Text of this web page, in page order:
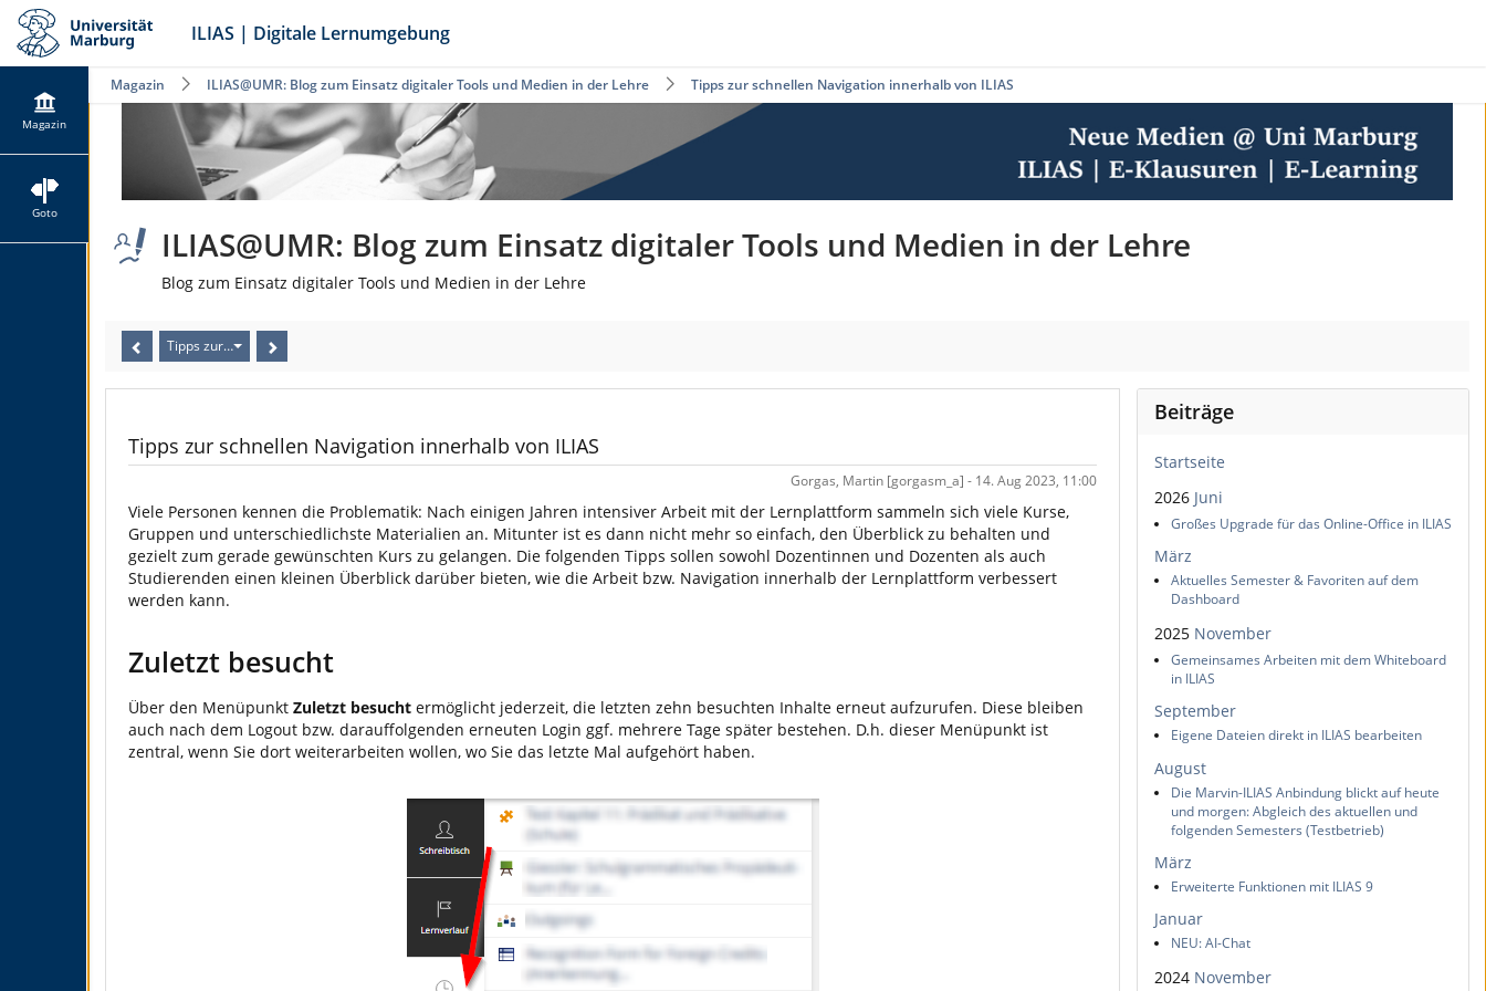
ILIAS | Digitale Lernumgebung
Magazin
Goto
Magazin ILIAS@UMR: Blog zum Einsatz digitaler Tools und Medien in der Lehre Tipps zur schnellen Navigation innerhalb von ILIAS
ILIAS@UMR: Blog zum Einsatz digitaler Tools und Medien in der Lehre
Blog zum Einsatz digitaler Tools und Medien in der Lehre
Tipps zur schnellen Navigation innerhalb von ILIAS
Tipps zur schnellen Navigation innerhalb von ILIAS
Gorgas, Martin [gorgasm_a] - 14. Aug 2023, 11:00
Viele Personen kennen die Problematik: Nach einigen Jahren intensiver Arbeit mit der Lernplattform sammeln sich viele Kurse,
Gruppen und unterschiedlichste Materialien an. Mitunter ist es dann nicht mehr so einfach, den Überblick zu behalten und
gezielt zum gerade gewünschten Kurs zu gelangen. Die folgenden Tipps sollen sowohl Dozentinnen und Dozenten als auch
Studierenden einen kleinen Überblick darüber bieten, wie die Arbeit bzw. Navigation innerhalb der Lernplattform verbessert
werden kann.
Zuletzt besucht
Über den Menüpunkt Zuletzt besucht ermöglicht jederzeit, die letzten zehn besuchten Inhalte erneut aufzurufen. Diese bleiben
auch nach dem Logout bzw. darauffolgenden erneuten Login ggf. mehrere Tage später bestehen. D.h. dieser Menüpunkt ist
zentral, wenn Sie dort weiterarbeiten wollen, wo Sie das letzte Mal aufgehört haben.
Beiträge
Startseite
2026 Juni
Großes Upgrade für das Online-Office in ILIAS
März
Aktuelles Semester & Favoriten auf dem
Dashboard
2025 November
Gemeinsames Arbeiten mit dem Whiteboard
in ILIAS
September
Eigene Dateien direkt in ILIAS bearbeiten
August
Die Marvin-ILIAS Anbindung blickt auf heute
und morgen: Abgleich des aktuellen und
folgenden Semesters (Testbetrieb)
März
Erweiterte Funktionen mit ILIAS 9
Januar
NEU: AI-Chat
2024 November